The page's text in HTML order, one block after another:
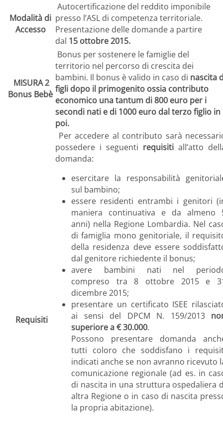
Modalità di
Accesso
Autocertificazione del reddito imponibile
presso l’ASL di competenza territoriale.
Presentazione delle domande a partire
dal 15 ottobre 2015.
MISURA 2
Bonus Bebè
Bonus per sostenere le famiglie del
territorio nel percorso di crescita dei
bambini. Il bonus è valido in caso di nascita
figli dopo il primogenito ossia contributo
economico una tantum di 800 euro per i
secondi nati e di 1000 euro dal terzo figlio in
poi.
Requisiti
Per accedere al contributo sarà
possedere i seguenti requisiti all’atto
domanda:
esercitare la responsabilità
sul bambino;
essere residenti entrambi i genitori
maniera continuativa e da almeno
anni) nella Regione Lombardia. Nel
di famiglia mono genitoriale, il
della residenza deve essere
dal genitore richiedente il bonus;
avere bambini nati nel
compreso tra 8 ottobre 2015 e
dicembre 2015;
presentare un certificato ISEE
ai sensi del DPCM N. 159/2013
superiore a € 30.000.
Possono presentare domanda
tutti coloro che soddisfano i
indicati anche se non avranno ricevuto
comunicazione regionale (ad es. in
di nascita in una struttura ospedaliera
altra Regione o in caso di nascita
la propria abitazione).